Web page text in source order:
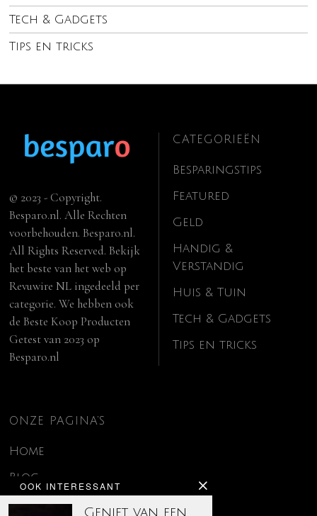
Tech & Gadgets
Tips en tricks
OOK INTERESSANT
Geniet van een
© 2023 - Copyright.
Besparo.nl. Alle Rechten
voorbehouden. Besparo.nl.
All Rights Reserved. Bekijk
het beste van het web op
Revuwire NL ingedeeld per
categorie. We hebben ook
deBeste Koop Producten
Getest van 2023 op
Besparo.nl
CATEGORIEËN
Besparingstips
Featured
Geld
Handig &
Verstandig
Huis & Tuin
Tech & Gadgets
Tips en tricks
ONZE PAGINA’S
Home
Blog
Contact